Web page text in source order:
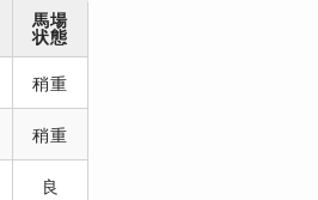
馬場
状態
稍重
稍重
良